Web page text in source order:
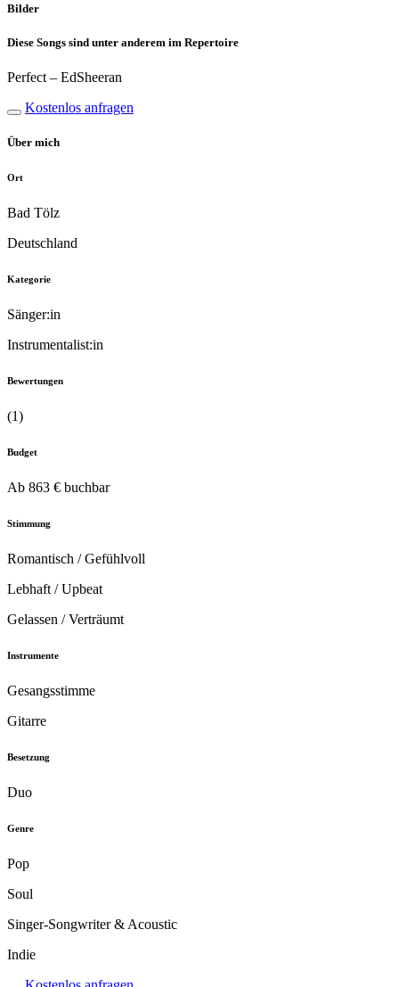
Bilder
Diese Songs sind unter anderem im Repertoire
Perfect – EdSheeran
Kostenlos anfragen
Über mich
Ort
Bad Tölz
Deutschland
Kategorie
Sänger:in
Instrumentalist:in
Bewertungen
(1)
Budget
Ab 863 € buchbar
Stimmung
Romantisch / Gefühlvoll
Lebhaft / Upbeat
Gelassen / Verträumt
Instrumente
Gesangsstimme
Gitarre
Besetzung
Duo
Genre
Pop
Soul
Singer-Songwriter & Acoustic
Indie